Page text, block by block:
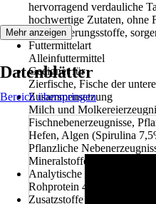
hervorragend verdauliche
hochwertige Zutaten, ohne
Konservierungsstoffe,
Futtermittelart
Alleinfuttermittel
Geeignet für
Zierfische, Fische der
Zusammensetzung
Milch und
Fischnebenerzeugnisse,
Hefen, Algen (Spirulina
Pflanzliche
Mineralstoffe.
Analytische Bestandteile
Rohprotein 40%, Rohfett
Zusatzstoffe (pro kg)
Mehr anzeigen
Datenblätter
Bereich überspringen